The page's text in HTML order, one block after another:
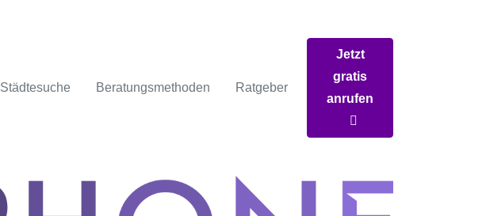
Städtesuche Beratungsmethoden Ratgeber
Jetzt
gratis
anrufen